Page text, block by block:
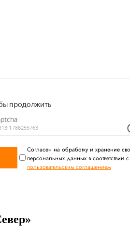
Cогласен на обработку и хранение
персональных данных в соответствии с
пользовательским соглашением